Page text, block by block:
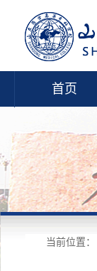
首页
当前位置：